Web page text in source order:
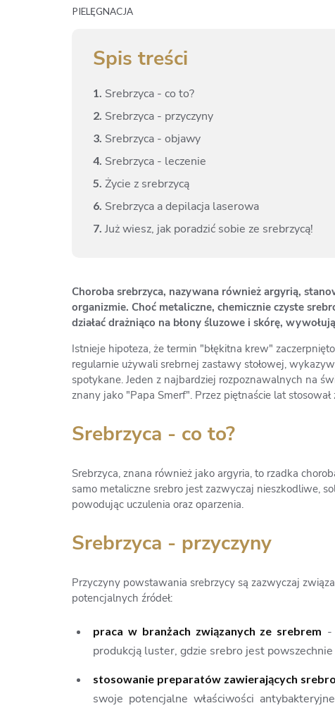
PIELĘGNACJA
Spis treści
1. Srebrzyca - co to?
2. Srebrzyca - przyczyny
3. Srebrzyca - objawy
4. Srebrzyca - leczenie
5. Życie z srebrzycą
6. Srebrzyca a depilacja laserowa
7. Już wiesz, jak poradzić sobie ze srebrzycą!
Choroba srebrzyca, nazywana również argyrią,
organizmie. Choć metaliczne, chemicznie czyste
działać drażniąco na błony śluzowe i skórę,
Istnieje hipoteza, że termin "błękitna krew"
regularnie używali srebrnej zastawy stołowej,
spotykane. Jeden z najbardziej rozpoznawalnych na
znany jako "Papa Smerf". Przez piętnaście lat
Srebrzyca - co to?
Srebrzyca, znana również jako argyria, to rzadka
samo metaliczne srebro jest zazwyczaj nieszkodliwe,
powodując uczulenia oraz oparzenia.
Srebrzyca - przyczyny
Przyczyny powstawania srebrzycy są zazwyczaj
potencjalnych źródeł:
praca w branżach związanych ze srebrem -
produkcją luster, gdzie srebro jest
stosowanie preparatów zawierających srebro
swoje potencjalne właściwości